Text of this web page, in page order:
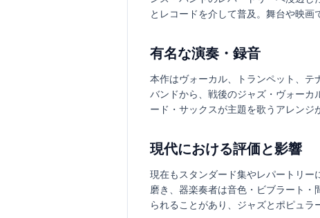
とレコードを介して普及。舞台や映画
有名な演奏・録音
本作はヴォーカル、トランペット、テ
バンドから、戦後のジャズ・ヴォーカ
ード・サックスが主題を歌うアレンジ
現代における評価と影響
現在もスタンダード集やレパートリ
磨き、器楽奏者は音色・ビブラート
られることがあり、ジャズとポピュラ